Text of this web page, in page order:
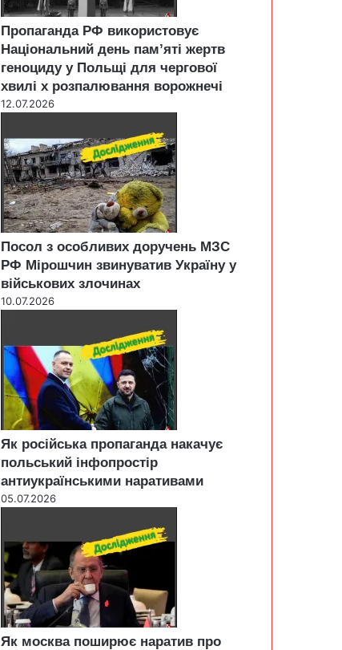
Пропаганда РФ використовує
Національний день пам’яті жертв
геноциду у Польщі для чергової
хвилі х розпалювання ворожнечі
12.07.2026
Посол з особливих доручень МЗС
РФ Мірошчин звинуватив Україну у
військових злочинах
10.07.2026
Як російська пропаганда накачує
польський інфопростір
антиукраїнськими наративами
05.07.2026
Як москва поширює наратив про